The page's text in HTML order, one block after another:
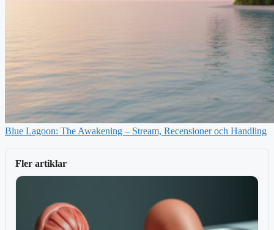
Blue Lagoon: The Awakening – Stream, Recensioner och Handling
Fler artiklar